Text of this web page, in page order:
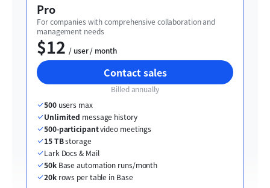
Pro
For companies with comprehensive collaboration and
management needs
$12
  / user / month
Contact sales
Billed annually
500 users max
Unlimited message history
500-participant video meetings
15 TB storage
Lark Docs & Mail
50k Base automation runs/month
20k rows per table in Base